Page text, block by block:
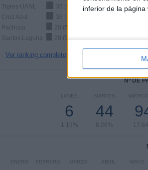
inferior de la página
Tigres UANL
36 (6.75%)
Cruz Azul
36 (6.75%)
Pachuca
28 (5.25%)
Santos Laguna
28 (5.25%)
Ver ranking completo
Nº DE
LUNES
6
1.13%
MARTES
44
8.26%
ENERO FEBRERO MARZO ABRIL MAYO